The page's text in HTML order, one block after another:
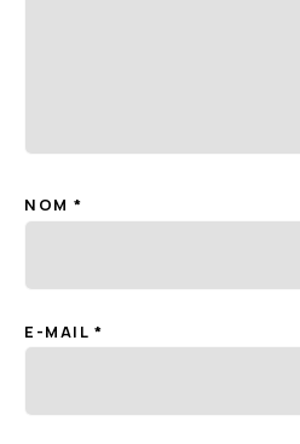
NOM *
E-MAIL *